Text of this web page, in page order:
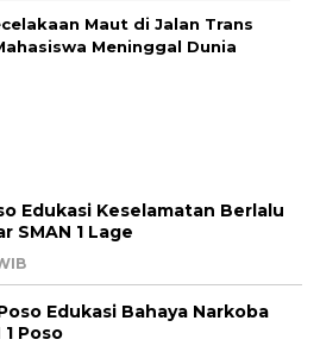
Maut di Jalan Trans
Meninggal Dunia
Edukasi Keselamatan Berlalu
SMAN 1 Lage
Edukasi Bahaya Narkoba
Poso